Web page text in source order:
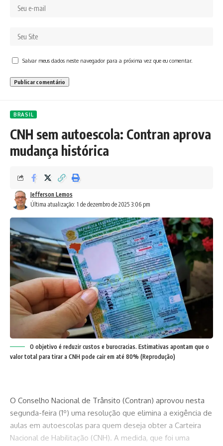
Salvar meus dados neste navegador para a próxima vez que eu comentar.
BRASIL
CNH sem autoescola: Contran aprova
mudança histórica
Última atualização: 1 de dezembro de 2025 3:06 pm
Jefferson Lemos
O objetivo é reduzir custos e burocracias. Estimativas apontam que o
valor total para tirar a CNH pode cair em até 80% (Reprodução)
O Conselho Nacional de Trânsito (Contran) aprovou nesta
segunda-feira (1º) uma resolução que elimina a exigência de
aulas em autoescolas para quem deseja obter a Carteira
Nacional de Habilitação (CNH). A medida, que foi uma